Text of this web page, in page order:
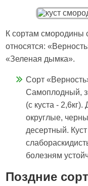
К сортам смородины
относятся:
«Зеленая дымка».
Сорт
Самоплодный,
(с куста -
округлые,
десертный.
болезням
Поздние